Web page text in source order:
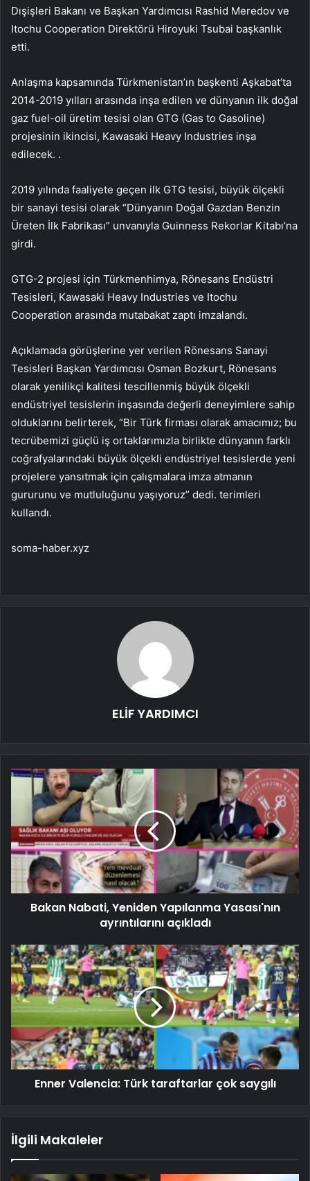
Dışişleri Bakanı ve Başkan Yardımcısı Rashid Meredov ve
Itochu Cooperation Direktörü Hiroyuki Tsubai başkanlık
etti.
Anlaşma kapsamında Türkmenistan’ın başkenti Aşkabat’ta
2014-2019 yılları arasında inşa edilen ve dünyanın ilk doğal
gaz fuel-oil üretim tesisi olan GTG (Gas to Gasoline)
projesinin ikincisi, Kawasaki Heavy Industries inşa
edilecek. .
2019 yılında faaliyete geçen ilk GTG tesisi, büyük ölçekli
bir sanayi tesisi olarak “Dünyanın Doğal Gazdan Benzin
Üreten İlk Fabrikası” unvanıyla Guinness Rekorlar Kitabı’na
girdi.
GTG-2 projesi için Türkmenhimya, Rönesans Endüstri
Tesisleri, Kawasaki Heavy Industries ve Itochu
Cooperation arasında mutabakat zaptı imzalandı.
Açıklamada görüşlerine yer verilen Rönesans Sanayi
Tesisleri Başkan Yardımcısı Osman Bozkurt, Rönesans
olarak yenilikçi kalitesi tescillenmiş büyük ölçekli
endüstriyel tesislerin inşasında değerli deneyimlere sahip
olduklarını belirterek, “Bir Türk firması olarak amacımız; bu
tecrübemizi güçlü iş ortaklarımızla birlikte dünyanın farklı
coğrafyalarındaki büyük ölçekli endüstriyel tesislerde yeni
projelere yansıtmak için çalışmalara imza atmanın
gururunu ve mutluluğunu yaşıyoruz” dedi. terimleri
kullandı.
soma-haber.xyz
ELİF YARDIMCI
Bakan Nabati, Yeniden Yapılanma Yasası'nın
ayrıntılarını açıkladı
Enner Valencia: Türk taraftarlar çok saygılı
İlgili Makaleler